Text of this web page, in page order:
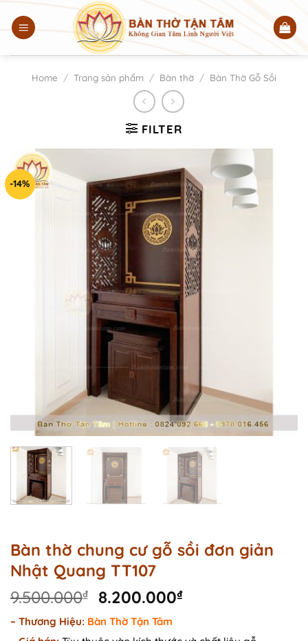
đến
Home / Trang sản phẩm / Bàn thờ / Bàn Thờ Gỗ Sồi
FILTER
-14%
Bàn thờ chung cư gỗ sồi đơn giản
Nhật Quang TT107
9.500.000₫
Original
price
was:
8.200.000₫Current
– Thương Hiệu: Bàn Thờ Tận Tâm